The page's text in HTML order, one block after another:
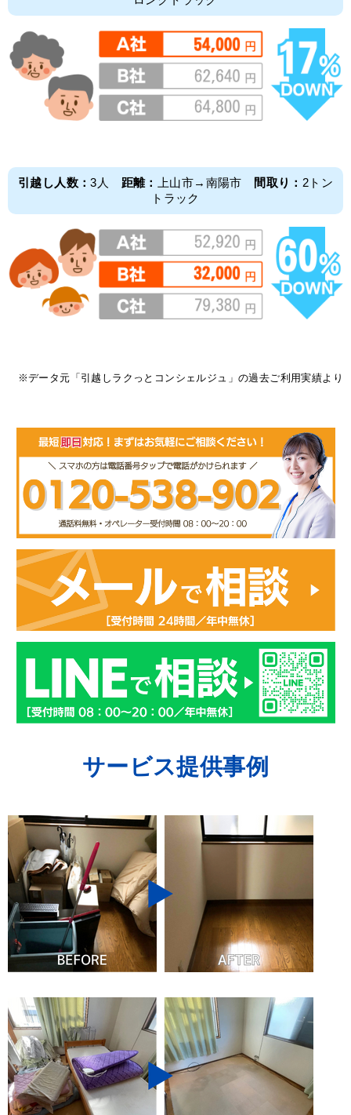
引越し人数：3人 距離： 上山市→南陽市 間取り： 2トン
トラック
※データ元「引越しラクっとコンシェルジュ」の過去ご利用実績より
サービス提供事例